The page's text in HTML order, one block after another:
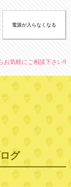
電源が入らなくなる
お気軽にご相談下さい!!
グ